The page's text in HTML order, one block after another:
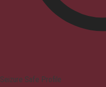
Seizure Safe Profile